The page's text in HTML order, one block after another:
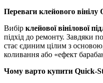
Переваги клейового
Вибір клейової вінілової
підхід до ремонту. Завдяки
стає єдиним цілим з
коливання або «ефект
Чому варто купити Quick-